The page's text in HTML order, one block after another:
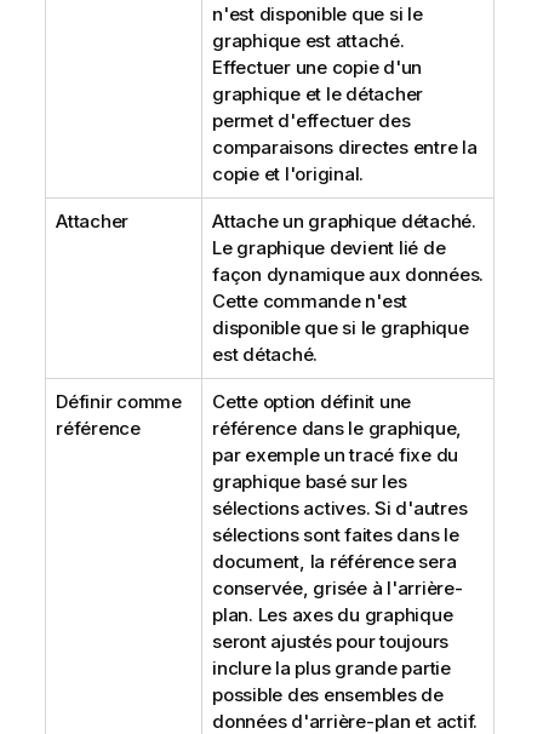
n'est disponible que si le
graphique est attaché.
Effectuer une copie d'un
graphique et le détacher
permet d'effectuer des
comparaisons directes entre la
copie et l'original.
Attacher
Attache un graphique détaché.
Le graphique devient lié de
façon dynamique aux données.
Cette commande n'est
disponible que si le graphique
est détaché.
Définir comme
référence
Cette option définit une
référence dans le graphique,
par exemple un tracé fixe du
graphique basé sur les
sélections actives. Si d'autres
sélections sont faites dans le
document, la référence sera
conservée, grisée à l'arrière-
plan. Les axes du graphique
seront ajustés pour toujours
inclure la plus grande partie
possible des ensembles de
données d'arrière-plan et actif.